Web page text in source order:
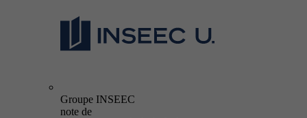
Groupe INSEEC
note de